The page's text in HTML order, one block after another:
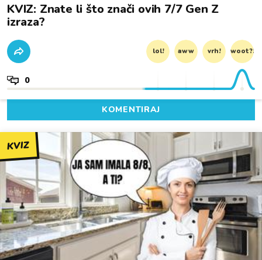
KVIZ: Znate li što znači ovih 7/7 Gen Z
izraza?
lol! aww vrh! woot?!
0
KOMENTIRAJ
KVIZ